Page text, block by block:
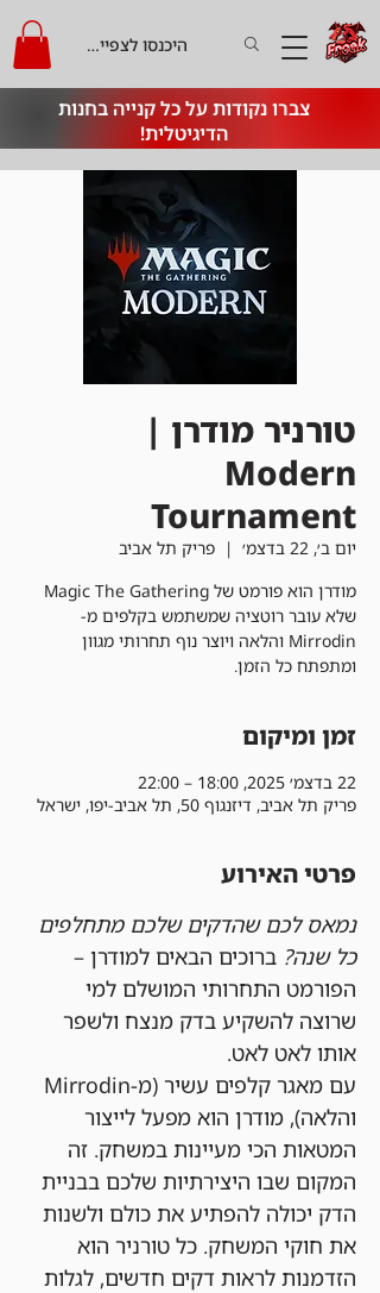
צברו נקודות על כל קנייה בחנות
הדיגיטלית!
היכנסו לצפייה בקרדיט
טורניר מודרן |
Modern
Tournament
יום ב׳, 22 בדצמ׳
  |
פריק תל אביב
מודרן הוא פורמט של Magic The Gathering
שלא עובר רוטציה שמשתמש בקלפים מ-
Mirrodin והלאה ויוצר נוף תחרותי מגוון
ומתפתח כל הזמן.
זמן ומיקום
22 בדצמ׳ 2025, 18:00 – 22:00
פריק תל אביב, דיזנגוף 50, תל אביב-יפו, ישראל
פרטי האירוע
נמאס לכם שהדקים שלכם מתחלפים
כל שנה? ברוכים הבאים למודרן –
הפורמט התחרותי המושלם למי
שרוצה להשקיע בדק מנצח ולשפר
אותו לאט לאט.
והלאה), מודרן הוא מפעל לייצור
המטאות הכי מעיינות במשחק. זה
המקום שבו היצירתיות שלכם בבניית
הדק יכולה להפתיע את כולם ולשנות
את חוקי המשחק. כל טורניר הוא
הזדמנות לראות דקים חדשים, לגלות